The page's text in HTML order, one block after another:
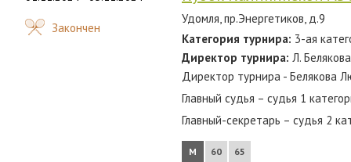
Закончен
Удомля, пр.Энергетиков, д.9
Категория турнира: 3-ая
Директор турнира: Л.
Директор турнира - Белякова
Главный судья – судья 1
Главный-секретарь – судья 2
М 60 65